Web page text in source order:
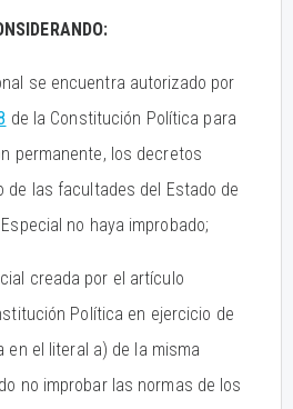
se encuentra autorizado por
de la Constitución Política para
permanente, los decretos
de las facultades del Estado de
no haya improbado;
creada por el artículo
Política en ejercicio de
en el literal a) de la misma
no improbar las normas de los